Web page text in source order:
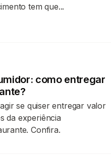
tem que...
como entregar
se quiser entregar valor
da experiência
Confira.